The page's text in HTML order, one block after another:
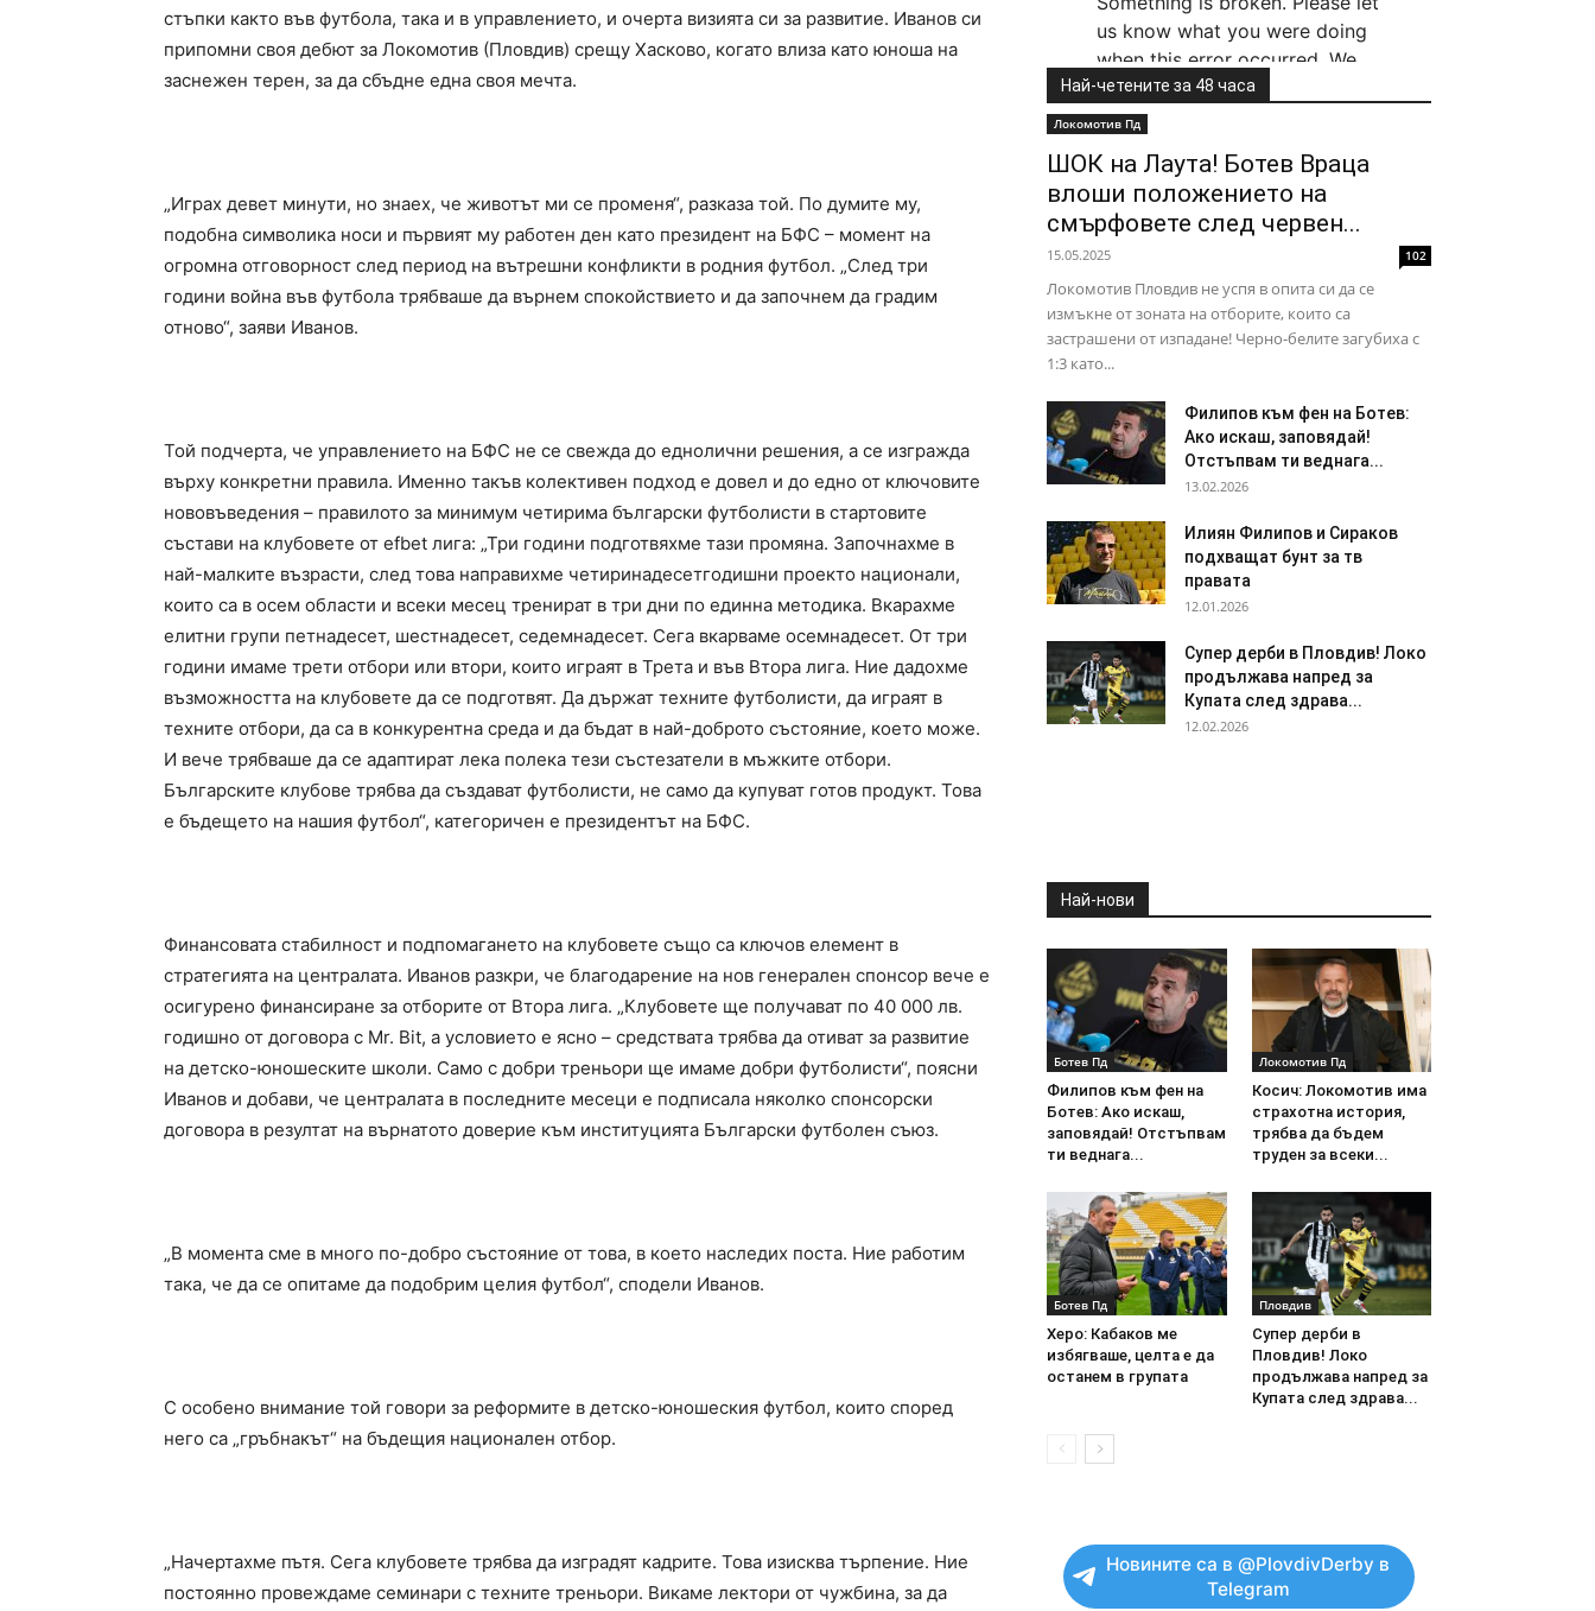
стъпки както във футбола, така и в управлението, и очерта визията си за развитие. Иванов си
припомни своя дебют за Локомотив (Пловдив) срещу Хасково, когато влиза като юноша на
заснежен терен, за да сбъдне една своя мечта.
„Играх девет минути, но знаех, че животът ми се променя“, разказа той. По думите му,
подобна символика носи и първият му работен ден като президент на БФС – момент на
огромна отговорност след период на вътрешни конфликти в родния футбол. „След три
години война във футбола трябваше да върнем спокойствието и да започнем да градим
отново“, заяви Иванов.
Той подчерта, че управлението на БФС не се свежда до еднолични решения, а се изгражда
върху конкретни правила. Именно такъв колективен подход е довел и до едно от ключовите
нововъведения – правилото за минимум четирима български футболисти в стартовите
състави на клубовете от efbet лига: „Три години подготвяхме тази промяна. Започнахме в
най-малките възрасти, след това направихме четиринадесетгодишни проекто национали,
които са в осем области и всеки месец тренират в три дни по единна методика. Вкарахме
елитни групи петнадесет, шестнадесет, седемнадесет. Сега вкарваме осемнадесет. От три
години имаме трети отбори или втори, които играят в Трета и във Втора лига. Ние дадохме
възможността на клубовете да се подготвят. Да държат техните футболисти, да играят в
техните отбори, да са в конкурентна среда и да бъдат в най-доброто състояние, което може.
И вече трябваше да се адаптират лека полека тези състезатели в мъжките отбори.
Българските клубове трябва да създават футболисти, не само да купуват готов продукт. Това
е бъдещето на нашия футбол“, категоричен е президентът на БФС.
Финансовата стабилност и подпомагането на клубовете също са ключов елемент в
стратегията на централата. Иванов разкри, че благодарение на нов генерален спонсор вече е
осигурено финансиране за отборите от Втора лига. „Клубовете ще получават по 40 000 лв.
годишно от договора с Mr. Bit, а условието е ясно – средствата трябва да отиват за развитие
на детско-юношеските школи. Само с добри треньори ще имаме добри футболисти“, поясни
Иванов и добави, че централата в последните месеци е подписала няколко спонсорски
договора в резултат на върнатото доверие към институцията Български футболен съюз.
„В момента сме в много по-добро състояние от това, в което наследих поста. Ние работим
така, че да се опитаме да подобрим целия футбол“, сподели Иванов.
С особено внимание той говори за реформите в детско-юношеския футбол, които според
него са „гръбнакът“ на бъдещия национален отбор.
„Начертахме пътя. Сега клубовете трябва да изградят кадрите. Това изисква търпение. Ние
постоянно провеждаме семинари с техните треньори. Викаме лектори от чужбина, за да
Най-четените за 48 часа
Локомотив Пд
ШОК на Лаута! Ботев Враца
влоши положението на
смърфовете след червен...
15.05.2025 102
Локомотив Пловдив не успя в опита си да се
измъкне от зоната на отборите, които са
застрашени от изпадане! Черно-белите загубиха с
1:3 като...
Филипов към фен на Ботев:
Ако искаш, заповядай!
Отстъпвам ти веднага...
13.02.2026
Илиян Филипов и Сираков
подхващат бунт за тв
правата
12.01.2026
Супер дерби в Пловдив! Локо
продължава напред за
Купата след здрава...
12.02.2026
Най-нови
Ботев Пд
Филипов към фен на
Ботев: Ако искаш,
заповядай! Отстъпвам
ти веднага...
Локомотив Пд
Косич: Локомотив има
страхотна история,
трябва да бъдем
труден за всеки...
Ботев Пд
Херо: Кабаков ме
избягваше, целта е да
останем в групата
Пловдив
Супер дерби в
Пловдив! Локо
продължава напред за
Купата след здрава...
Новините са в @PlovdivDerby в
Telegram